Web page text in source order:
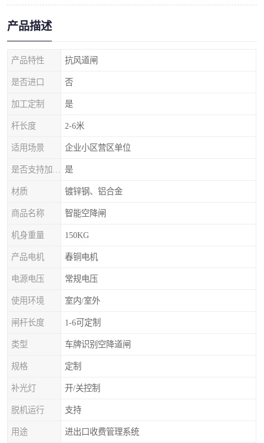
产品描述
产品特性 抗风道闸
是否进口 否
加工定制 是
杆长度 2-6米
适用场景 企业小区营区单位
是
材质 镀锌钢、铝合金
商品名称 智能空降闸
机身重量 150KG
产品电机 春铜电机
电源电压 常规电压
使用环境 室内/室外
闸杆长度 1-6可定制
类型 车牌识别空降道闸
规格 定制
补光灯 开/关控制
脱机运行 支持
用途 进出口收费管理系统